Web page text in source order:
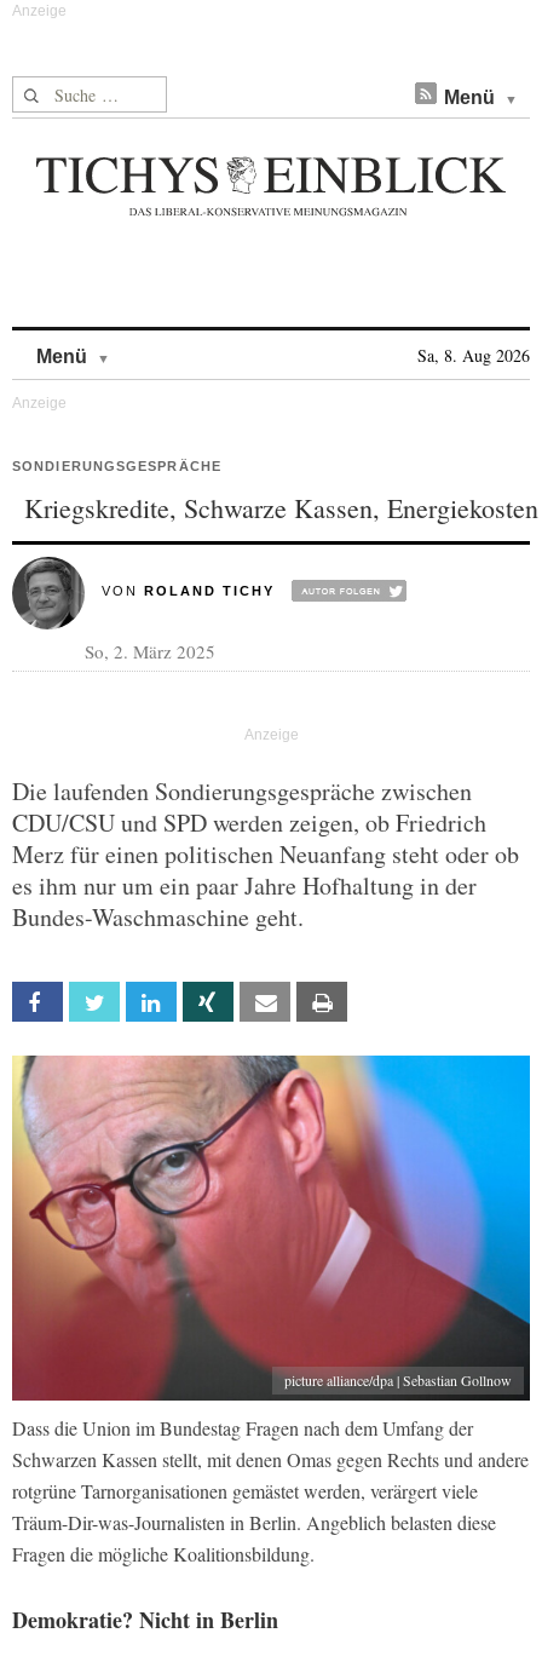
Suche nach: Menü
Menü Sa, 8. Aug 2026
SONDIERUNGSGESPRÄCHE
Kriegskredite, Schwarze Kassen, Energiekosten
VON ROLAND TICHY
So, 2. März 2025
Die laufenden Sondierungsgespräche zwischen
CDU/CSU und SPD werden zeigen, ob Friedrich
Merz für einen politischen Neuanfang steht oder ob
es ihm nur um ein paar Jahre Hofhaltung in der
Bundes-Waschmaschine geht.
Facebook Twitter Linkedin Xing Email
picture alliance/dpa | Sebastian Gollnow
Dass die Union im Bundestag Fragen nach dem Umfang der
Schwarzen Kassen stellt, mit denen Omas gegen Rechts und andere
rotgrüne Tarnorganisationen gemästet werden, verärgert viele
Träum-Dir-was-Journalisten in Berlin. Angeblich belasten diese
Fragen die mögliche Koalitionsbildung.
Demokratie? Nicht in Berlin